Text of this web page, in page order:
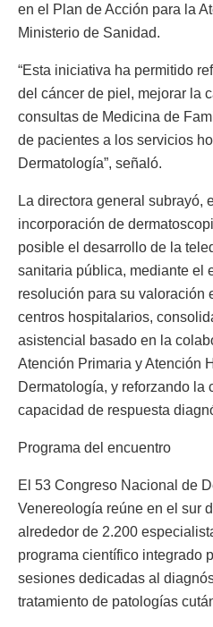
en el Plan de Acción para la
Ministerio de Sanidad.
“Esta iniciativa ha permitido
del cáncer de piel, mejorar la
consultas de Medicina de
de pacientes a los servicios
Dermatología”, señaló.
La directora general subrayó,
incorporación de
posible el desarrollo de la
sanitaria pública, mediante el
resolución para su valoración
centros hospitalarios,
asistencial basado en la
Atención Primaria y Atención
Dermatología, y reforzando la
capacidad de respuesta
Programa del encuentro
El 53 Congreso Nacional de
Venereología reúne en el sur
alrededor de 2.200
programa científico integrado
sesiones dedicadas al
tratamiento de patologías